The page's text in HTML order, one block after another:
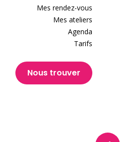
Mes rendez-vous
Mes ateliers
Agenda
Tarifs
Nous trouver